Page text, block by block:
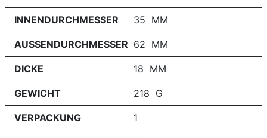
INNENDURCHMESSER 35 MM
AUSSENDURCHMESSER 62 MM
DICKE 18 MM
GEWICHT 218 G
VERPACKUNG 1